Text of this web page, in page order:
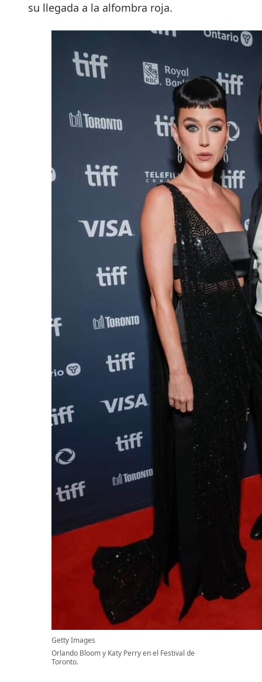
su llegada a la alfombra roja.
Getty Images
Orlando Bloom y Katy Perry en el Festival de
Toronto.